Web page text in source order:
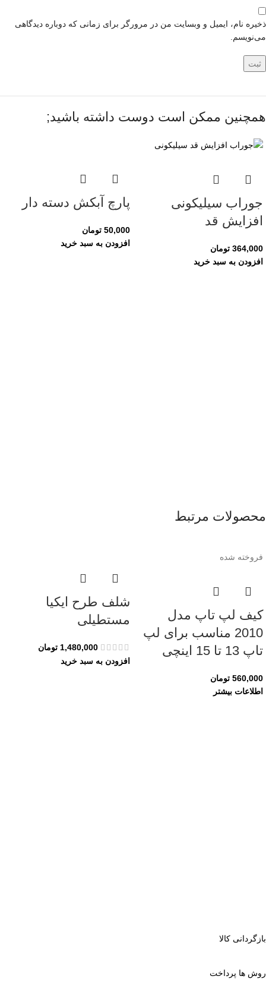
ذخیره نام، ایمیل و وبسایت من در مرورگر برای زمانی که دوباره دیدگاهی
می‌نویسم.
همچنین ممکن است دوست داشته باشید;
جوراب سیلیکونی
افزایش قد
364,000 تومان
افزودن به سبد خرید
پارچ آبکش دسته دار
50,000 تومان
افزودن به سبد خرید
محصولات مرتبط
فروخته شده
کیف لپ تاپ مدل
2010 مناسب برای لپ
تاپ 13 تا 15 اینچی
560,000 تومان
اطلاعات بیشتر
شلف طرح ایکیا
مستطیلی
1,480,000 تومان
افزودن به سبد خرید
بازگردانی کالا
روش ها پرداخت